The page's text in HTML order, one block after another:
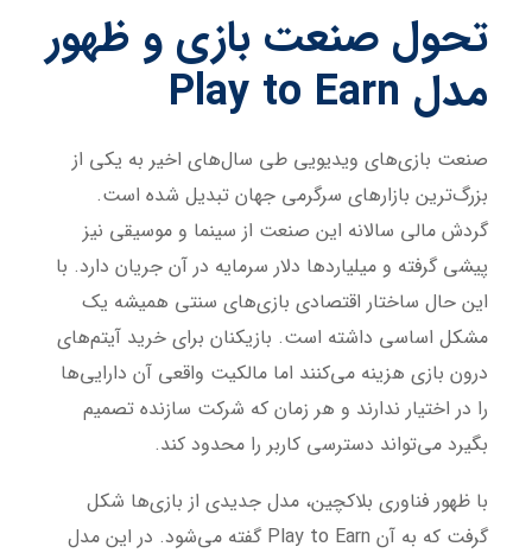
تحول صنعت بازی و ظهور
مدل Play to Earn
صنعت بازی‌های ویدیویی طی سال‌های اخیر به یکی از
بزرگ‌ترین بازارهای سرگرمی جهان تبدیل شده است.
گردش مالی سالانه این صنعت از سینما و موسیقی نیز
پیشی گرفته و میلیاردها دلار سرمایه در آن جریان دارد. با
این حال ساختار اقتصادی بازی‌های سنتی همیشه یک
مشکل اساسی داشته است. بازیکنان برای خرید آیتم‌های
درون بازی هزینه می‌کنند اما مالکیت واقعی آن دارایی‌ها
را در اختیار ندارند و هر زمان که شرکت سازنده تصمیم
بگیرد می‌تواند دسترسی کاربر را محدود کند.
با ظهور فناوری بلاکچین، مدل جدیدی از بازی‌ها شکل
گرفت که به آن Play to Earn گفته می‌شود. در این مدل